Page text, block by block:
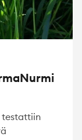
testattiin